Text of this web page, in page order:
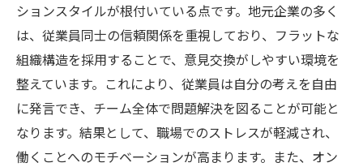
ションスタイルが根付いている点です。地元企業の多く
は、従業員同士の信頼関係を重視しており、フラットな
組織構造を採用することで、意見交換がしやすい環境を
整えています。これにより、従業員は自分の考えを自由
に発言でき、チーム全体で問題解決を図ることが可能と
なります。結果として、職場でのストレスが軽減され、
働くことへのモチベーションが高まります。また、オン